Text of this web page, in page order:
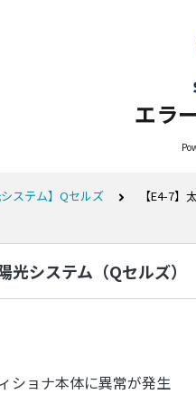
エラ
システム】Qセルズ 【E4-7】
光システム（Qセルズ）
ショナ本体に異常が発生